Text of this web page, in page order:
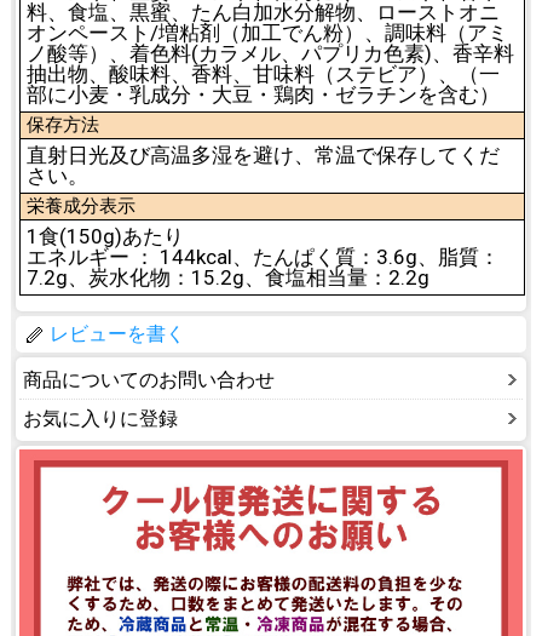
料、食塩、黒蜜、たん白加水分解物、ローストオニ
オンペースト/増粘剤（加工でん粉）、調味料（アミ
ノ酸等）、着色料(カラメル、パプリカ色素)、香辛料
抽出物、酸味料、香料、甘味料（ステビア）、（一
部に小麦・乳成分・大豆・鶏肉・ゼラチンを含む）
保存方法
直射日光及び高温多湿を避け、常温で保存してくだ
さい。
栄養成分表示
1食(150g)あたり
エネルギー ： 144kcal、たんぱく質：3.6g、脂質：
7.2g、炭水化物：15.2g、食塩相当量：2.2g
レビューを書く
商品についてのお問い合わせ
お気に入りに登録